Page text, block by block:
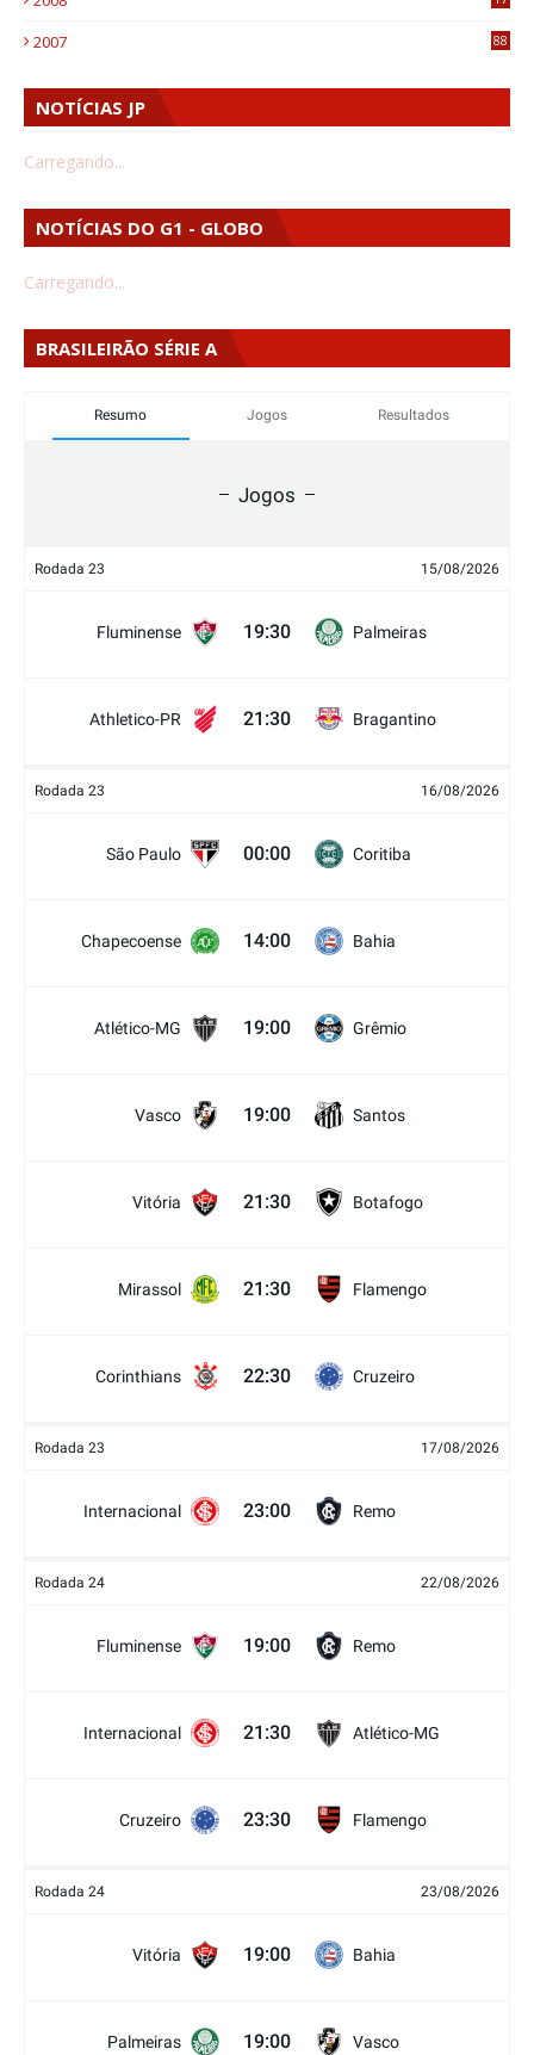
2007 88
NOTÍCIAS JP
Carregando...
NOTÍCIAS DO G1 - GLOBO
Carregando...
BRASILEIRÃO SÉRIE A
Resumo Jogos Resultados
Jogos
Rodada 23 15/08/2026
Fluminense 19:30 Palmeiras
Athletico-PR 21:30 Bragantino
Rodada 23 16/08/2026
São Paulo 00:00 Coritiba
Chapecoense 14:00 Bahia
Atlético-MG 19:00 Grêmio
Vasco 19:00 Santos
Vitória 21:30 Botafogo
Mirassol 21:30 Flamengo
Corinthians 22:30 Cruzeiro
Rodada 23 17/08/2026
Internacional 23:00 Remo
Rodada 24 22/08/2026
Fluminense 19:00 Remo
Internacional 21:30 Atlético-MG
Cruzeiro 23:30 Flamengo
Rodada 24 23/08/2026
Vitória 19:00 Bahia
Palmeiras 19:00 Vasco